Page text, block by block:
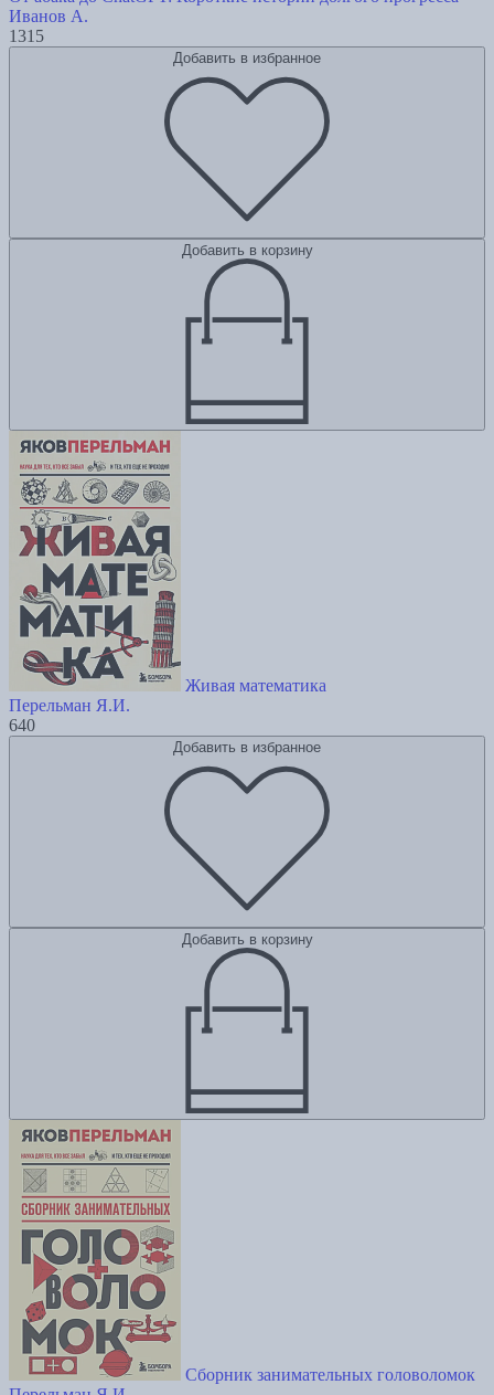
Иванов А.
1315
Добавить в избранное
Добавить в корзину
Живая математика
Перельман Я.И.
640
Добавить в избранное
Добавить в корзину
Сборник занимательных головоломок